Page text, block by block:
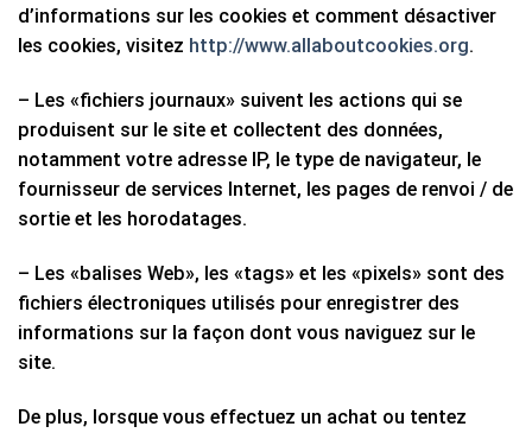
d’informations sur les cookies et comment désactiver
les cookies, visitez http://www.allaboutcookies.org.
– Les «fichiers journaux» suivent les actions qui se
produisent sur le site et collectent des données,
notamment votre adresse IP, le type de navigateur, le
fournisseur de services Internet, les pages de renvoi / de
sortie et les horodatages.
– Les «balises Web», les «tags» et les «pixels» sont des
fichiers électroniques utilisés pour enregistrer des
informations sur la façon dont vous naviguez sur le
site.
De plus, lorsque vous effectuez un achat ou tentez